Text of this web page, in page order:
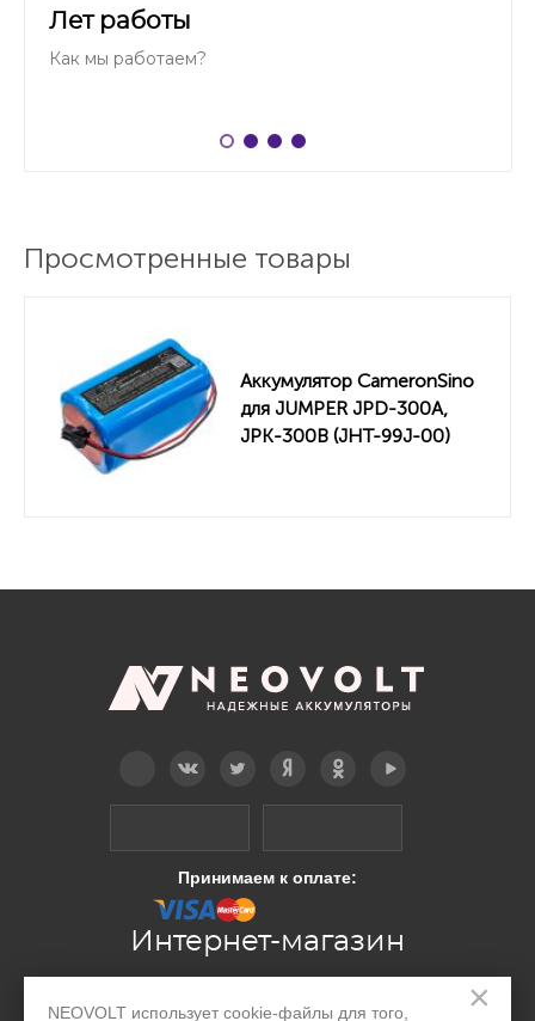
×
NEOVOLT использует cookie-файлы для того,
Лет работы
Как мы работаем?
Просмотренные товары
Аккумулятор CameronSino
для JUMPER JPD-300A,
JPK-300B (JHT-99J-00)
Принимаем к оплате:
Интернет-магазин
Производство